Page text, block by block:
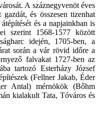
A száznegyvenöt éves
és összesen tizenhat
és a napjainkban is
szerint 1568-1577 között
idején, 1705-ben, a
során a vár rövid időre a
falvakat 1727-ben az
tartozó Esterházy József
(Fellner Jakab, Éder
Antal) mérnökök (Bőhm
kialakult Tata, Tóváros és